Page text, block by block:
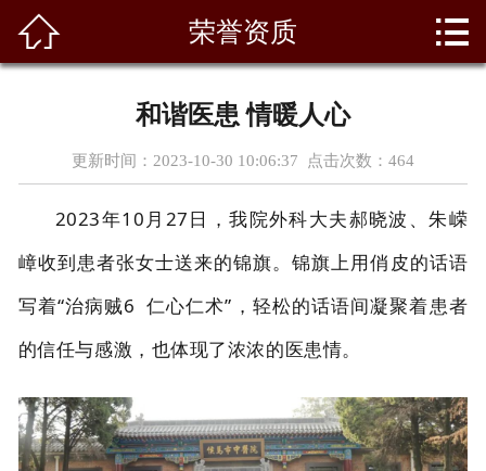
专家团队
天使园地
党群建设
 荣誉资质 
和谐医患 情暖人心
更新时间：2023-10-30 10:06:37 点击次数： 464
2023年10月27日，我院外科大夫郝晓波、朱嵘
嶂收到患者张女士送来的锦旗。锦旗上用俏皮的话语
写着“治病贼6 仁心仁术”，轻松的话语间凝聚着患者
的信任与感激 ，也体现了浓浓的医患情。